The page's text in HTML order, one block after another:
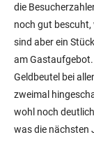
die
noch gut bescuht,
sind aber ein
am
Geldbeutel bei
zweimal
wohl noch
was die nächsten